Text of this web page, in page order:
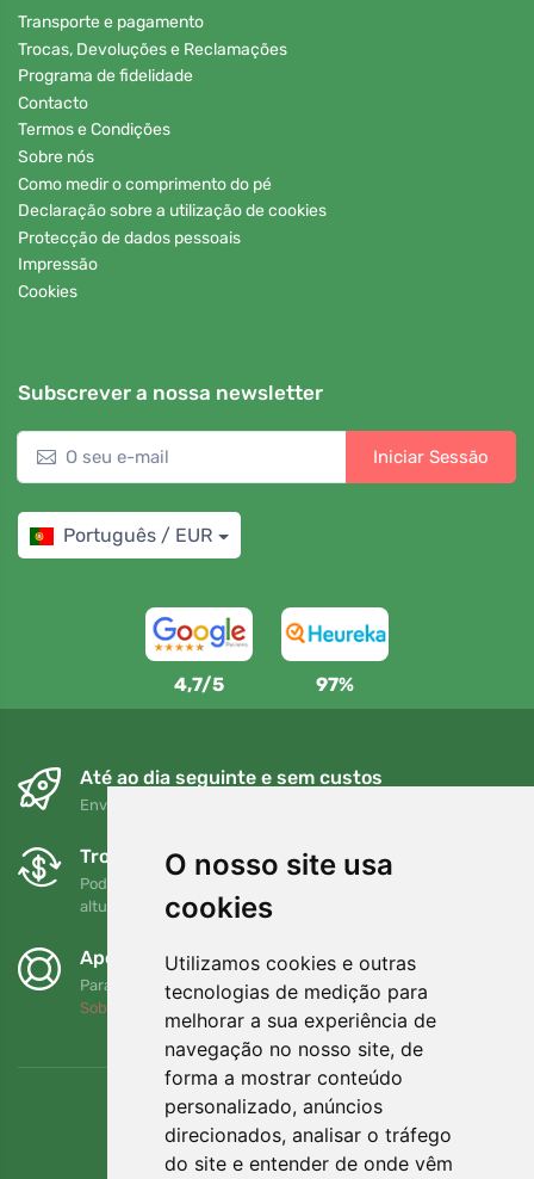
O nosso site usa
cookies
Utilizamos cookies e outras
tecnologias de medição para
melhorar a sua experiência de
navegação no nosso site, de
forma a mostrar conteúdo
personalizado, anúncios
direcionados, analisar o tráfego
do site e entender de onde vêm
Transporte e pagamento
Trocas, Devoluções e Reclamações
Programa de fidelidade
Contacto
Termos e Condições
Sobre nós
Como medir o comprimento do pé
Declaração sobre a utilização de cookies
Protecção de dados pessoais
Impressão
Cookies
Subscrever a nossa newsletter
Iniciar Sessão
Português / EUR
4,7/5 97%
Até ao dia seguinte e sem custos
Envio gratuito para encomendas superiores a 80 EUR
Trocas e devoluções gratuitas
Pode devolver ou trocar a sua encomenda em qualquer
altura no prazo de 90 dias
Apoiamos a Trees.org
Para cada encomenda plantamos uma árvore! Leia mais
Sobre nós